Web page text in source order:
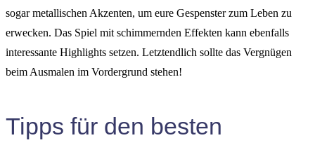
sogar metallischen Akzenten, um eure Gespenster zum Leben zu
erwecken. Das Spiel mit schimmernden Effekten kann ebenfalls
interessante Highlights setzen. Letztendlich sollte das Vergnügen
beim Ausmalen im Vordergrund stehen!
Tipps für den besten